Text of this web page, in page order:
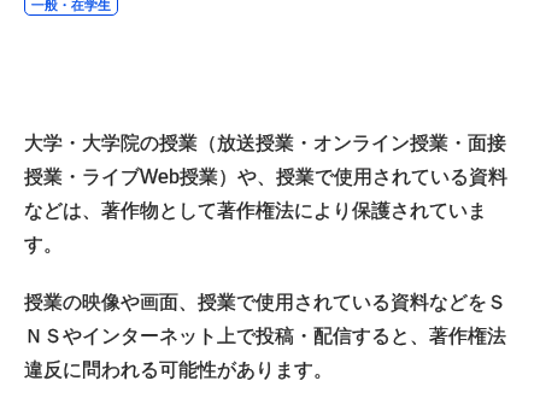
一般・在学生
大学・大学院の授業（放送授業・オンライン授業・面接
授業・ライブWeb授業）や、授業で使用されている資料
などは、著作物として著作権法により保護されていま
す。
授業の映像や画面、授業で使用されている資料などをＳ
ＮＳやインターネット上で投稿・配信すると、著作権法
違反に問われる可能性があります。